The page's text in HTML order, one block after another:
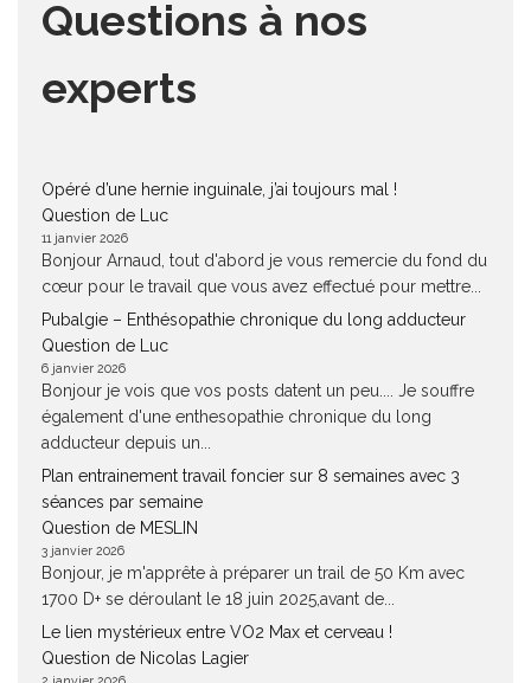
Questions à nos
experts
Opéré d’une hernie inguinale, j’ai toujours mal !
Question de Luc
11 janvier 2026
Bonjour Arnaud, tout d'abord je vous remercie du fond du
cœur pour le travail que vous avez effectué pour mettre...
Pubalgie – Enthésopathie chronique du long adducteur
Question de Luc
6 janvier 2026
Bonjour je vois que vos posts datent un peu.... Je souffre
également d'une enthesopathie chronique du long
adducteur depuis un...
Plan entrainement travail foncier sur 8 semaines avec 3
séances par semaine
Question de MESLIN
3 janvier 2026
Bonjour, je m'apprête à préparer un trail de 50 Km avec
1700 D+ se déroulant le 18 juin 2025,avant de...
Le lien mystérieux entre VO2 Max et cerveau !
Question de Nicolas Lagier